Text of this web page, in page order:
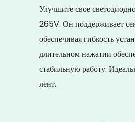
Улучшите свое
265V. Он поддерживает
обеспечивая гибкость
длительном нажатии
стабильную работу.
лент.